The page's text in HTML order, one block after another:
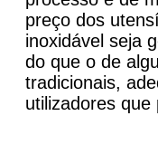
preço dos
inoxidável seja
do que o de
tradicionais,
utilizadores que